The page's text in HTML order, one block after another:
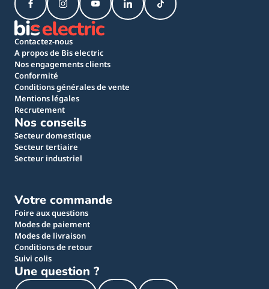
Contactez-nous
A propos de Bis electric
Nos engagements clients
Conformité
Conditions générales de vente
Mentions légales
Recrutement
Nos conseils
Secteur domestique
Secteur tertiaire
Secteur industriel
Votre commande
Foire aux questions
Modes de paiement
Modes de livraison
Conditions de retour
Suivi colis
Une question ?